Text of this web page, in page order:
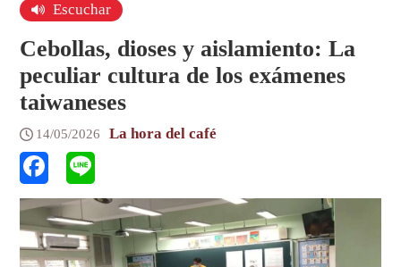
Escuchar
Cebollas, dioses y aislamiento: La
peculiar cultura de los exámenes
taiwaneses
14/05/2026 La hora del café